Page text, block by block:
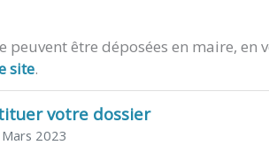
peuvent être déposées en maire,
site.
votre dossier
2023